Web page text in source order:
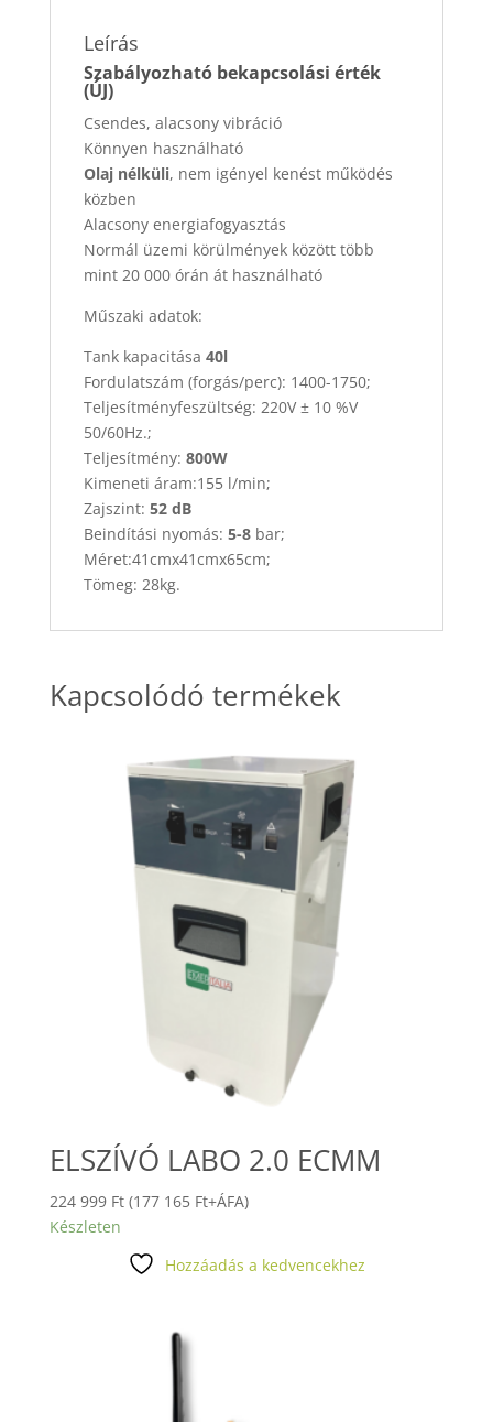
Leírás
Szabályozható bekapcsolási érték
(ÚJ)
Csendes, alacsony vibráció
Könnyen használható
Olaj nélküli, nem igényel kenést működés
közben
Alacsony energiafogyasztás
Normál üzemi körülmények között több
mint 20 000 órán át használható
Műszaki adatok:
Tank kapacitása 40l
Fordulatszám (forgás/perc): 1400-1750;
Teljesítményfeszültség: 220V ± 10 %V
50/60Hz.;
Teljesítmény: 800W
Kimeneti áram:155 l/min;
Zajszint: 52 dB
Beindítási nyomás: 5-8bar;
Méret:41cmx41cmx65cm;
Tömeg: 28kg.
Kapcsolódó termékek
ELSZÍVÓ LABO 2.0 ECMM
224 999 Ft (177 165 Ft+ÁFA)
Készleten
Hozzáadás a kedvencekhez